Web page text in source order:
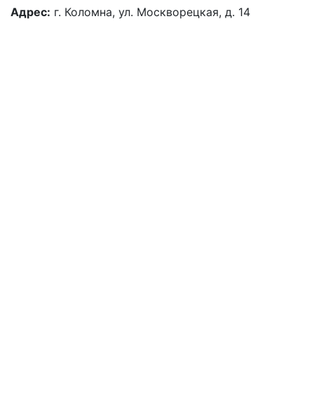
Адрес: г. Коломна, ул. Москворецкая, д. 14